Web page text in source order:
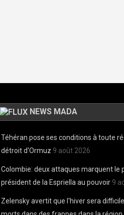
NEWS MADA
Téhéran pose ses conditions à toute
détroit d'Ormuz 9 août 2026
Colombie: deux attaques marquent le
président de la Espriella au pouvoir 9
Zelensky avertit que l'hiver sera